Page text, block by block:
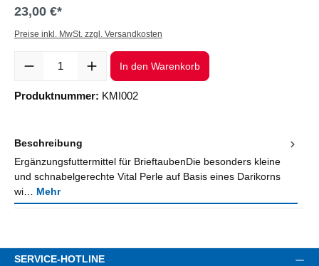
23,00 €*
Preise inkl. MwSt. zzgl. Versandkosten
Produkt Anzahl: Gib den gewünschten Wert ein oder benutze die
In den Warenkorb
Produktnummer: KMI002
Beschreibung
Ergänzungsfuttermittel für BrieftaubenDie besonders kleine
und schnabelgerechte Vital Perle auf Basis eines Darikorns
wi… Mehr
SERVICE-HOTLINE